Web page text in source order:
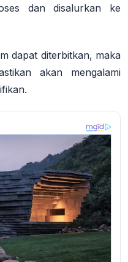
dan disalurkan ke
dapat diterbitkan, maka
akan mengalami
.